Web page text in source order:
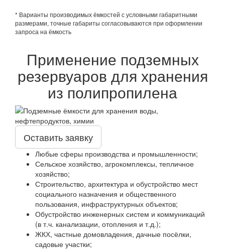
* Варианты производимых ёмкостей с условными габаритными
размерами, точные габариты согласовываются при оформлении
запроса на ёмкость
Применение подземных
резервуаров для хранения
из полипропилена
Оставить заявку
Любые сферы производства и промышленности;
Сельское хозяйство, агрокомплексы, тепличное
хозяйство;
Строительство, архитектура и обустройство мест
социального назначения и общественного
пользования, инфраструктурных объектов;
Обустройство инженерных систем и коммуникаций
(в т.ч. канализации, отопления и т.д.);
ЖКХ, частные домовладения, дачные посёлки,
садовые участки;